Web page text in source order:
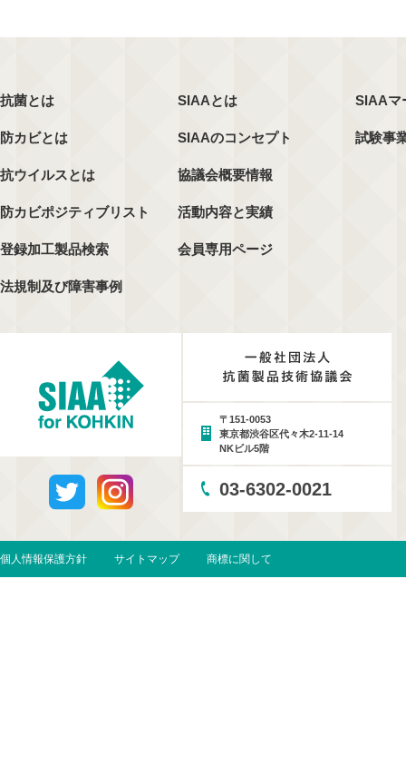
抗菌とは
防カビとは
抗ウイルスとは
防カビポジティブリスト
登録加工製品検索
法規制及び障害事例
SIAAとは
SIAAのコンセプト
協議会概要情報
活動内容と実績
会員専用ページ
SIAAマ
試験事
〒151-0053
東京都渋谷区代々木2-11-14
NKビル5階
03-6302-0021
個人情報保護方針 サイトマップ 商標に関して